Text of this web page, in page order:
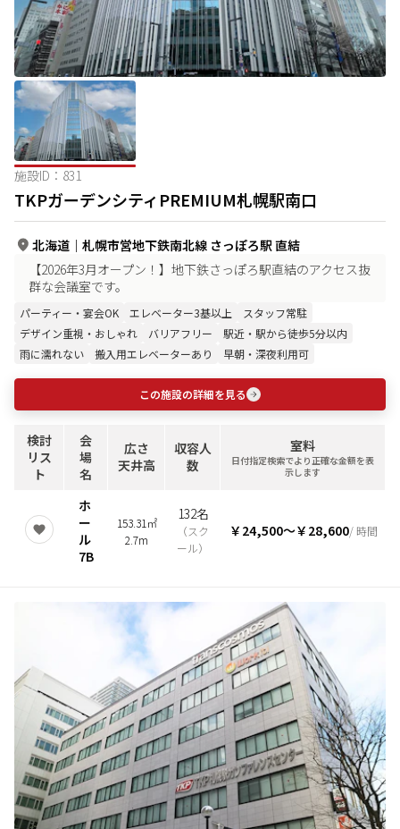
施設ID： 831
TKPガーデンシティPREMIUM札幌駅南口
北海道 ｜ 札幌市営地下鉄南北線 さっぽろ駅 直結
【2026年3月オープン！】地下鉄さっぽろ駅直結のアクセス抜
群な会議室です。
パーティー・宴会OK エレベーター3基以上
スタッフ常駐
デザイン重視・おしゃれ
バリアフリー
駅近・駅から徒歩5分以内
雨に濡れない
搬入用エレベーターあり 早朝・深夜利用可
この施設の詳細を見る
検討
リス
ト
会
場
名
広さ
天井高
収容人
数
室料
日付指定検索でより正確な金額を表
示します
ホ
ー
ル
7B
153.31㎡
2.7m
132名
（スク
ール）
￥24,500〜￥28,600/ 時間